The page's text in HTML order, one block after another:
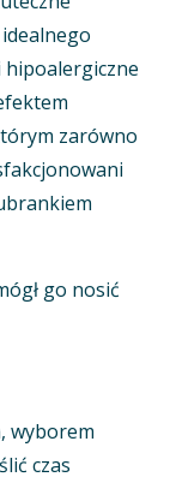
hipoalergiczne
zarówno
go nosić
wyborem
czas